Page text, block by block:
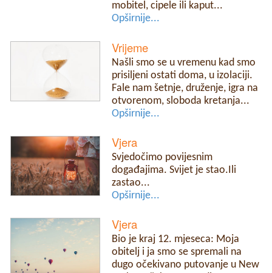
mobitel, cipele ili kaput...
Opširnije...
Vrijeme
Našli smo se u vremenu kad smo
prisiljeni ostati doma, u izolaciji.
Fale nam šetnje, druženje, igra na
otvorenom, sloboda kretanja...
Opširnije...
Vjera
Svjedočimo povijesnim
događajima. Svijet je stao.Ili
zastao...
Opširnije...
Vjera
Bio je kraj 12. mjeseca: Moja
obitelj i ja smo se spremali na
dugo očekivano putovanje u New